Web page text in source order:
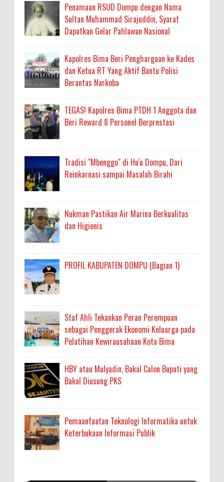
Penamaan RSUD Dompu dengan Nama
Sultan Muhammad Sirajuddin, Syarat
Dapatkan Gelar Pahlawan Nasional
Kapolres Bima Beri Penghargaan ke Kades
dan Ketua RT Yang Aktif Bantu Polisi
Berantas Narkoba
TEGAS! Kapolres Bima PTDH 1 Anggota dan
Beri Reward 8 Personel Berprestasi
Tradisi "Mbenggo" di Hu'u Dompu, Dari
Reinkarnasi sampai Masalah Birahi
Nukman Pastikan Air Marina Berkualitas
dan Higienis
PROFIL KABUPATEN DOMPU (Bagian 1)
Staf Ahli Tekankan Peran Perempuan
sebagai Penggerak Ekonomi Keluarga pada
Pelatihan Kewirausahaan Kota Bima
HBY atau Mulyadin, Bakal Calon Bupati yang
Bakal Diusung PKS
Pemaanfaatan Teknologi Informatika untuk
Keterbukaan Informasi Publik